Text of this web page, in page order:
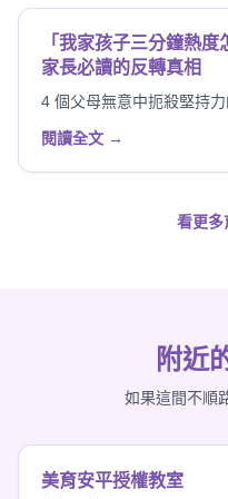
「我家孩子三分鐘熱度
家長必讀的反轉真相
4 個父母無意中扼殺堅持力
閱讀全文 →
看更
附近
如果這間不順
美育安平授權教室